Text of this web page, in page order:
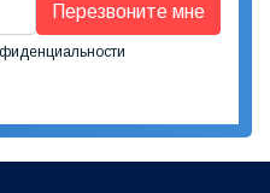
Перезвоните мне